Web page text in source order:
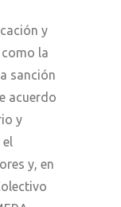
y
la
sanción
acuerdo
y
el
y, en